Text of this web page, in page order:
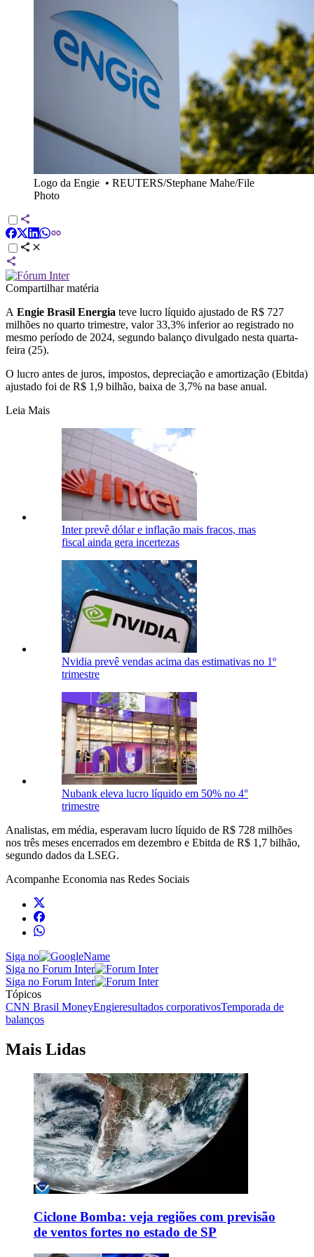
Logo da Engie • REUTERS/Stephane Mahe/File
Photo
Compartilhar matéria
A Engie Brasil Energia teve lucro líquido ajustado de R$ 727
milhões no quarto trimestre, valor 33,3% inferior ao registrado no
mesmo período de 2024, segundo balanço divulgado nesta quarta-
feira (25).
O lucro antes de juros, impostos, depreciação e amortização (Ebitda)
ajustado foi de R$ 1,9 bilhão, baixa de 3,7% na base anual.
Leia Mais
Inter prevê dólar e inflação mais fracos, mas
fiscal ainda gera incertezas
Nvidia prevê vendas acima das estimativas no 1º
trimestre
Nubank eleva lucro líquido em 50% no 4°
trimestre
Analistas, em média, esperavam lucro líquido de R$ 728 milhões
nos três meses encerrados em dezembro e Ebitda de R$ 1,7 bilhão,
segundo dados da LSEG.
Acompanhe Economia nas Redes Sociais
Siga no
Siga no Forum Inter
Siga no Forum Inter
Tópicos
CNN Brasil MoneyEngieresultados corporativosTemporada de
balanços
Mais Lidas
Ciclone Bomba: veja regiões com previsão
de ventos fortes no estado de SP